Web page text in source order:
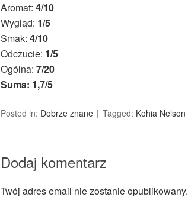
Aromat: 4/10
Wygląd: 1/5
Smak: 4/10
Odczucie: 1/5
Ogólna: 7/20
Suma: 1,7/5
Posted in: Dobrze znane Tagged: Kohia Nelson
Dodaj komentarz
Twój adres email nie zostanie opublikowany.